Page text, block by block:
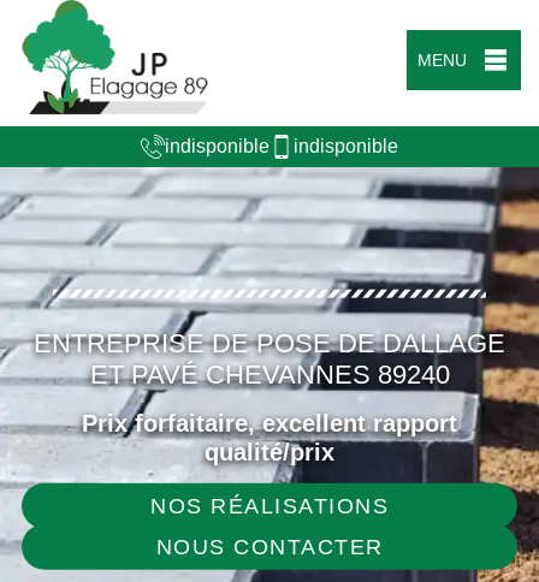
MENU
indisponible indisponible
ENTREPRISE DE POSE DE DALLAGE
ET PAVÉ CHEVANNES 89240
Prix forfaitaire, excellent rapport
qualité/prix
NOS RÉALISATIONS
NOUS CONTACTER